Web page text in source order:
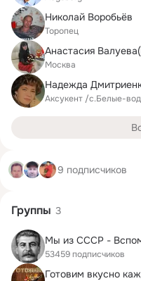
Николай Воробьёв
Торопец
Анастасия
Москва
Надежда
Аксукент /с.Белые-
9 подписчиков
Группы 3
Мы из СССР -
53459 подписчиков
Готовим вкусно